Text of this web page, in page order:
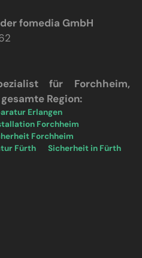
fomedia GmbH
für Forchheim,
Region:
Erlangen
Forchheim
Forchheim
Fürth Sicherheit in Fürth